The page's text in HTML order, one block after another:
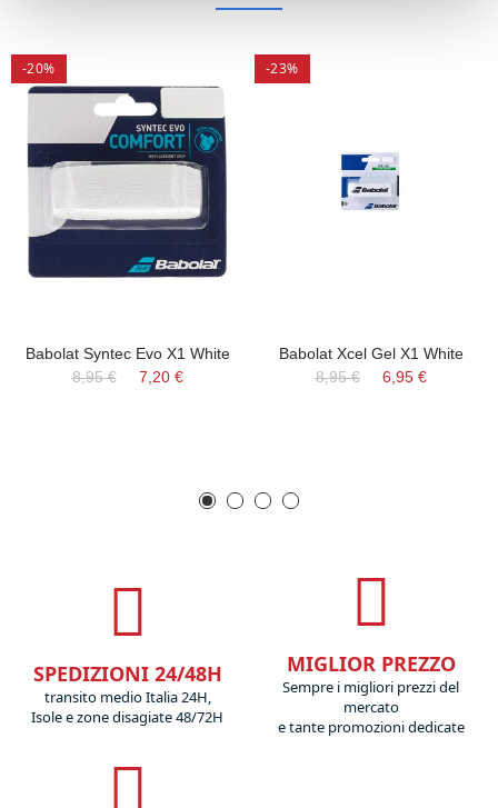
-20%
Babolat Syntec Evo X1 White
8,95 €
7,20 €
-23%
Babolat Xcel Gel X1 White
8,95 €
6,95 €
SPEDIZIONI 24/48H
transito medio Italia 24H,
Isole e zone disagiate 48/72H
MIGLIOR PREZZO
Sempre i migliori prezzi del
mercato
e tante promozioni dedicate